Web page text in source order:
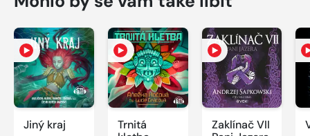
Jiný kraj
Trnitá
Zaklínač VII